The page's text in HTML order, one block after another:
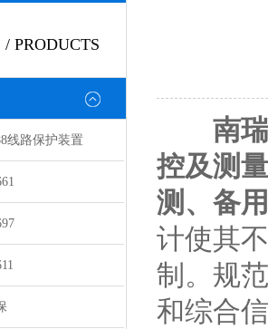
/ PRODUCTS
线路保护装置
南
控及测
测、备
计使其
制。规
和综合